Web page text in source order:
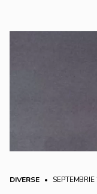
DIVERSE • SEPTEMBRIE